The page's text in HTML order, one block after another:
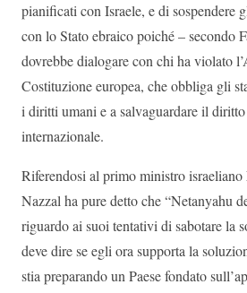
pianificati con Israele, e di sospendere
con lo Stato ebraico poiché – secondo
dovrebbe dialogare con chi ha violato
Costituzione europea, che obbliga gli
i diritti umani e a salvaguardare il
internazionale.
Riferendosi al primo ministro israeliano
Nazzal ha pure detto che “Netanyahu
riguardo ai suoi tentativi di sabotare la
deve dire se egli ora supporta la
stia preparando un Paese fondato